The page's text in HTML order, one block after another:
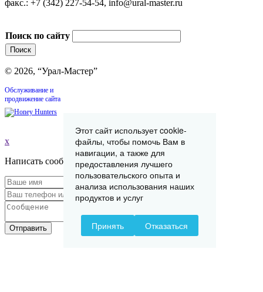
факс.: +7 (342) 227-54-54, info@ural-master.ru
Поиск по сайту
© 2026, “Урал-Мастер”
Обслуживание и
продвижение сайта
x
Написать сообщение
Отправить
Этот сайт использует cookie-
файлы, чтобы помочь Вам в
навигации, а также для
предоставления лучшего
пользовательского опыта и
анализа использования наших
продуктов и услуг
Принять Отказаться